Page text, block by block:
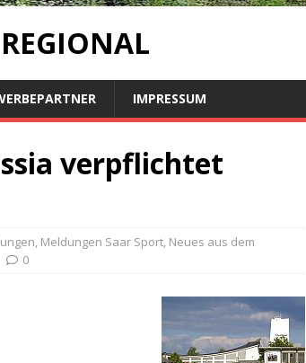
IMPRESSUM
verpflichtet
, Meldungen Saar Sport, Neues aus dem
0